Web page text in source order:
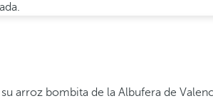
arroz bombita de la Albufera de